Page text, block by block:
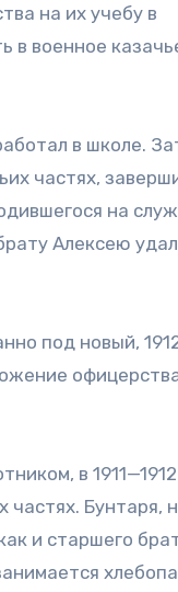
на их учебу в
в военное
в школе.
частях,
на
Алексею
под новый,
в
частях. Бунтаря,
и старшего